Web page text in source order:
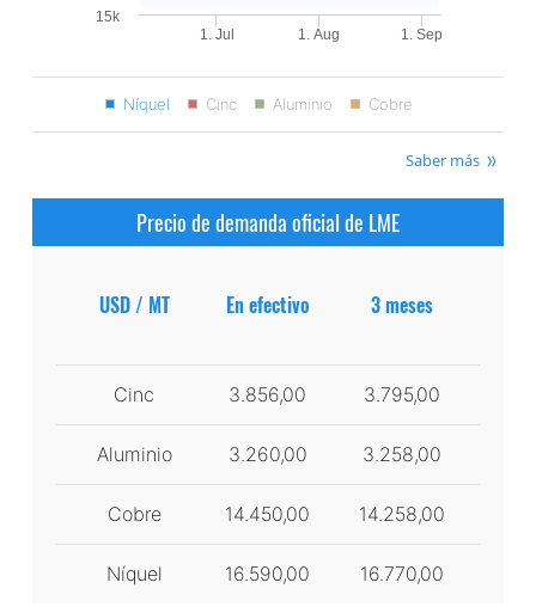
1. Jul 1. Aug 1. Sep
15k
Níquel Cinc Aluminio Cobre
Saber más
Precio de demanda oficial de LME
USD / MT En efectivo 3 meses
Cinc 3.856,00 3.795,00
Aluminio 3.260,00 3.258,00
Cobre 14.450,00 14.258,00
Níquel 16.590,00 16.770,00